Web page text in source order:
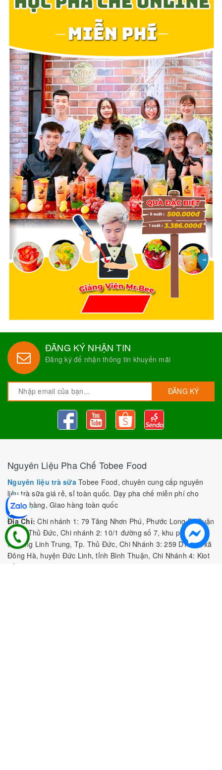
ĐĂNG KÝ NHẬN TIN
Đăng ký để nhận thông tin khuyến mãi
ĐĂNG KÝ
Nguyên Liệu Pha Chế Tobee Food
Nguyên liệu trà sữa Tobee Food, chuyên cung cấp nguyên
liệu trà sữa giá rẻ, sỉ toàn quốc. Dạy pha chế miễn phí cho
khách hàng, Giao hàng toàn quốc
Địa Chỉ: Chi nhánh 1: 79 Tăng Nhơn Phú, Phước Long B, Quận
9, TP. Thủ Đức, Chi nhánh 2: 10/1 đường số 7, khu phố 3,
Phường Linh Trung, Tp. Thủ Đức, Chi Nhánh 3: 259 DT766, xã
Đông Hà, huyện Đức Linh, tỉnh Bình Thuận, Chi Nhánh 4: Kiot
số 1 - Chợ Túy Loan - Đường Quảng Xương - Hòa Phong - Hòa